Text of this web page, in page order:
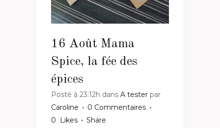
16 Août Mama
Spice, la fée des
épices
Posté à 23:12h dans A tester par
Caroline
0 Commentaires
0
Likes Share